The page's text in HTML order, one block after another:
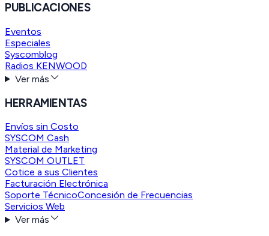
PUBLICACIONES
Eventos
Especiales
Syscomblog
Radios KENWOOD
Ver más
HERRAMIENTAS
Envíos sin Costo
SYSCOM Cash
Material de Marketing
SYSCOM OUTLET
Cotice a sus Clientes
Facturación Electrónica
Soporte TécnicoConcesión de Frecuencias
Servicios Web
Ver más